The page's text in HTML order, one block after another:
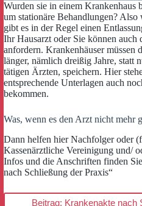
Wurden sie in einem Krankenhaus
um stationäre Behandlungen?
gibt es in der Regel einen
Ihr Hausarzt oder Sie können auch
anfordern. Krankenhäuser müssen
länger, nämlich dreißig Jahre, statt
tätigen Ärzten, speichern. Hier
entsprechende Unterlagen auch
bekommen.
Was, wenn es den Arzt nicht mehr
Dann helfen hier Nachfolger oder
Kassenärztliche Vereinigung und/
Infos und die Anschriften finden
nach Schließung der Praxis“
Beitrag: Krankenakte nach